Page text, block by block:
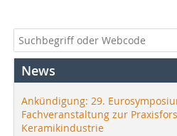
News
Ankündigung: 29.
Fachveranstaltung zur
Keramikindustrie